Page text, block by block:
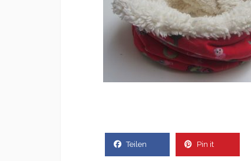
Teilen Pin it